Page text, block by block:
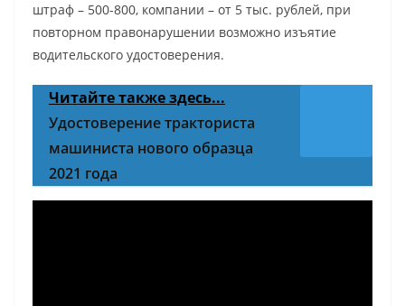
штраф – 500-800, компании – от 5 тыс. рублей, при
повторном правонарушении возможно изъятие
водительского удостоверения.
Читайте также здесь...
Удостоверение тракториста
машиниста нового образца
2021 года